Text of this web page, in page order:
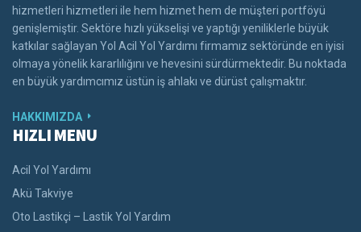
hizmetleri hizmetleri ile hem hizmet hem de müşteri portföyü
genişlemiştir. Sektöre hızlı yükselişi ve yaptığı yeniliklerle büyük
katkılar sağlayan Yol Acil Yol Yardımı firmamız sektöründe en iyisi
olmaya yönelik kararlılığını ve hevesini sürdürmektedir. Bu noktada
en büyük yardımcımız üstün iş ahlakı ve dürüst çalışmaktır.
HAKKIMIZDA
HIZLI MENU
Acil Yol Yardımı
Akü Takviye
Oto Lastikçi – Lastik Yol Yardım